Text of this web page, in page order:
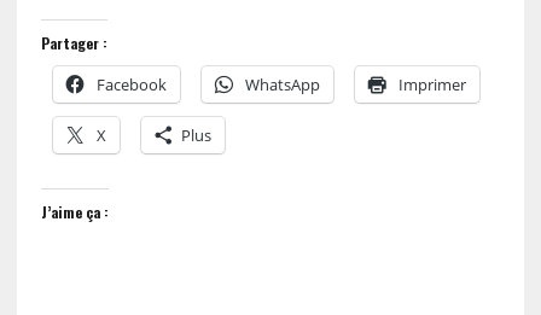
Partager :
Facebook WhatsApp Imprimer
X Plus
J’aime ça :